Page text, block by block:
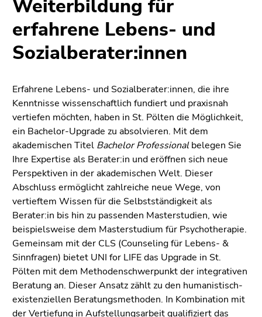
Sie diesen
Link.
Zum
(Zugriffstaste
Zur
Positionsanzeige
(Zugriffstaste
Hauptnavigation
(Zugriffstaste
Zur
Unternavigation
(Zugriffstaste
4)
den
Seiteneinstellungen
Weiterbildung für
erfahrene Lebens- und
Sozialberater:innen
Erfahrene Lebens- und Sozialberater:innen, die ihre
Kenntnisse wissenschaftlich fundiert und praxisnah
vertiefen möchten, haben in St. Pölten die Möglichkeit,
ein Bachelor-Upgrade zu absolvieren. Mit dem
akademischen Titel Bachelor Professionalbelegen Sie
Ihre Expertise als Berater:in und eröffnen sich neue
Perspektiven in der akademischen Welt. Dieser
Abschluss ermöglicht zahlreiche neue Wege, von
vertieftem Wissen für die Selbstständigkeit als
Berater:in bis hin zu passenden Masterstudien, wie
beispielsweise dem Masterstudium für Psychotherapie.
Gemeinsam mit der CLS (Counseling für Lebens- &
Sinnfragen) bietet UNI for LIFE das Upgrade in St.
Pölten mit dem Methodenschwerpunkt der integrativen
Beratung an. Dieser Ansatz zählt zu den humanistisch-
existenziellen Beratungsmethoden. In Kombination mit
der Vertiefung in Aufstellungsarbeit qualifiziert das